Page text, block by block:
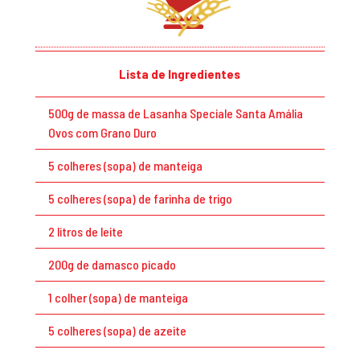
Lista de Ingredientes
500g de massa de Lasanha Speciale Santa Amália
Ovos com Grano Duro
5 colheres (sopa) de manteiga
5 colheres (sopa) de farinha de trigo
2 litros de leite
200g de damasco picado
1 colher (sopa) de manteiga
5 colheres (sopa) de azeite